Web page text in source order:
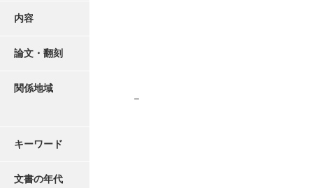
阿武家文書(美祢市２)
内容
論文・翻刻
関係地域
－
キーワード
文書の年代